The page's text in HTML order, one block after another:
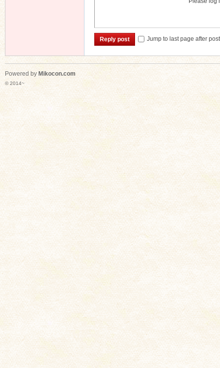
Reply post Jump to last page after
Powered by Mikocon.com
© 2014~